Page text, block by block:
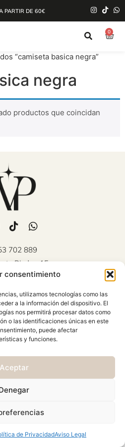
consentimiento
utilizamos tecnologías como las
a la información del dispositivo. El
nos permitirá procesar datos como
o las identificaciones únicas en este
puede afectar
y funciones.
Aceptar
de PrivacidadAviso Legal
PARTIR DE 60€
0
“camiseta basica negra”
negra
productos que coincidan
702 889
Piedra, 15
(Málaga)
10:00 - 18:00
LEGAL
GENERALES
DE PRIVACIDAD